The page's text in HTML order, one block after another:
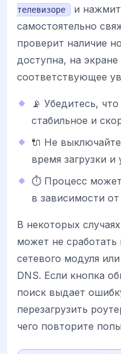
телевизоре
и
самостоятельно
проверит наличие
доступна, на экране
соответствующее
📡 Убедитесь,
стабильное и
🔌 Не
время загрузки и
⏱ Процесс может
в зависимости
В некоторых
может не сработать
сетевого модуля
DNS. Если кнопка
поиск выдает
перезагрузить
чего повторите